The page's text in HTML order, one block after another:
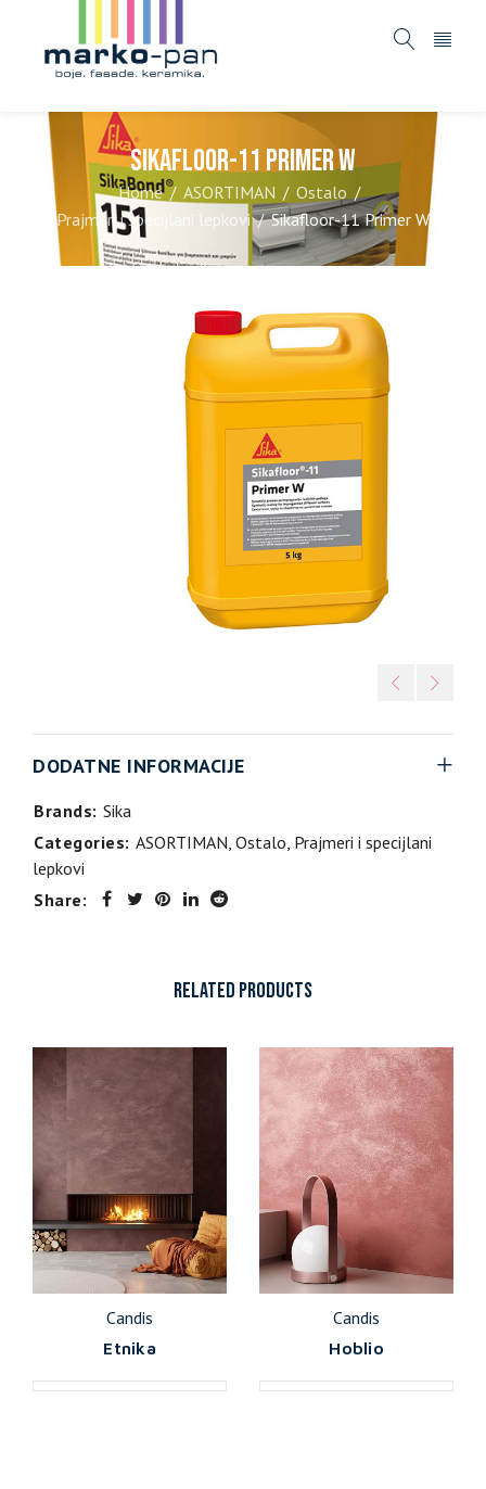
Sikafloor-11 Primer W
Home / ASORTIMAN / Ostalo /
Prajmeri i specijlani lepkovi / Sikafloor-11 Primer W
DODATNE INFORMACIJE
Brands: Sika
Categories: ASORTIMAN, Ostalo, Prajmeri i specijlani
lepkovi
Share:
RELATED PRODUCTS
Candis
Etnika
Candis
Hoblio